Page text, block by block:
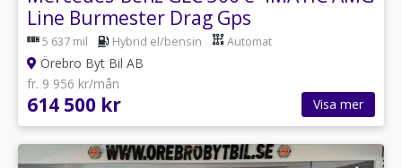
Line Burmester Drag Gps
5 637 mil Hybrid el/bensin Automat
Örebro Byt Bil AB
fr. 9 956 kr/mån
614 500 kr Visa mer